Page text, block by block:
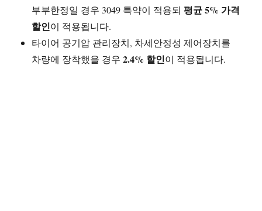
부부한정일 경우 3049 특약이 적용되평균 5% 가격
할인이 적용됩니다.
타이어 공기압 관리장치, 차세안정성 제어장치를
차량에 장착했을 경우 2.4% 할인이 적용됩니다.